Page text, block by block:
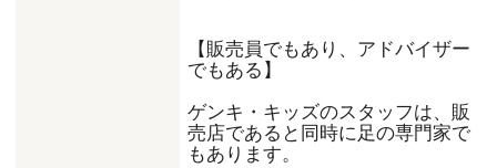
【販売員でもあり、アドバイザー
でもある】
ゲンキ・キッズのスタッフは、販
売店であると同時に足の専門家で
もあります。